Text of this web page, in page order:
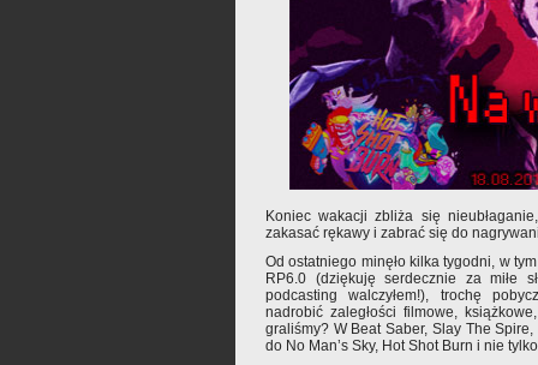
Koniec wakacji zbliża się
zakasać rękawy i zabrać się do
Od ostatniego minęło kilka tygodni, w
RP6.0 (dziękuję serdecznie za miłe
podcasting walczyłem!), trochę
nadrobić zaległości filmowe,
graliśmy? W Beat Saber, Slay The
do No Man’s Sky, Hot Shot Burn i nie